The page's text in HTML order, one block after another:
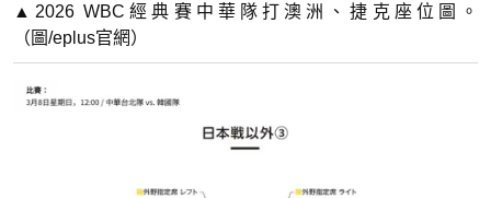
▲2026 WBC經典賽中華隊打澳洲、捷克座位圖。
（圖/eplus官網）